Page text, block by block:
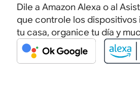
Dile a Amazon Alexa o al
que controle los dispositivos
tu casa, organice tu día y